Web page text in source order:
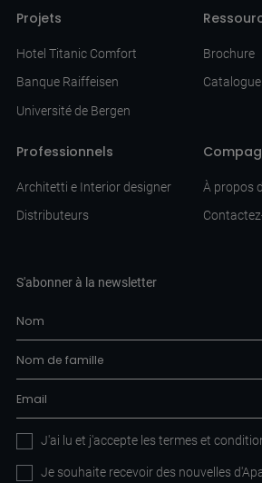
Projets
Hotel Titanic Comfort
Banque Raiffeisen
Université de Bergen
Brochure
Catalogue
Professionnels
Architetti e Interior designer
Distributeurs
À propos
S'abonner à la newsletter
J'ai lu et j'accepte lestermes et
Je souhaite recevoir des nouvelles